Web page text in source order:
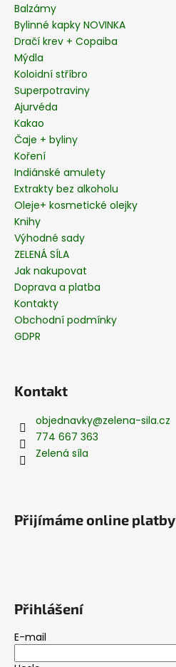
Balzámy
Bylinné kapky NOVINKA
Dračí krev + Copaiba
Mýdla
Koloidní stříbro
Superpotraviny
Ajurvéda
Kakao
Čaje + byliny
Koření
Indiánské amulety
Extrakty bez alkoholu
Oleje+ kosmetické olejky
Knihy
Výhodné sady
ZELENÁ SÍLA
Jak nakupovat
Doprava a platba
Kontakty
Obchodní podmínky
GDPR
Kontakt
objednavky@zelena-sila.cz
774 667 363
Zelená síla
Přijímáme online platby
Přihlášení
E-mail